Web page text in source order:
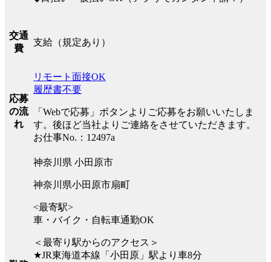
交通
費
支給（規定あり）
応募
の流
れ
リモート面接OK
履歴書不要
「Webで応募」ボタンよりご応募をお願いいたしま
す。後ほど当社よりご連絡をさせていただきます。
お仕事No.：12497a
神奈川県 小田原市
神奈川県小田原市扇町
<最寄駅>
車・バイク・自転車通勤OK
＜最寄り駅からのアクセス＞
★JR東海道本線「小田原」駅より車8分